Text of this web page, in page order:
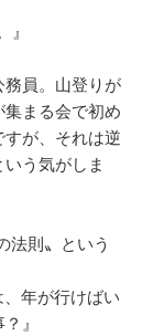
員。山登りが
まる会で初め
が、それは逆
う気がしま
法則〟という
年が行けばい
』